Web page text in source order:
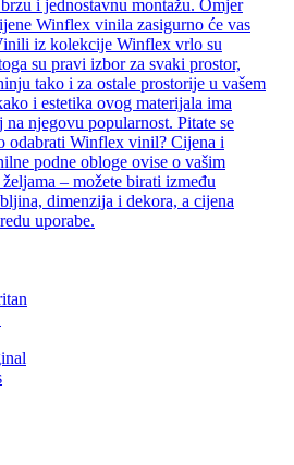
i jednostavnu montažu. Omjer
Winflex vinila zasigurno će vas
iz kolekcije Winflex vrlo su
su pravi izbor za svaki prostor,
tako i za ostale prostorije u vašem
i estetika ovog materijala ima
njegovu popularnost. Pitate se
odabrati Winflex vinil? Cijena i
podne obloge ovise o vašim
– možete birati između
dimenzija i dekora, a cijena
uporabe.